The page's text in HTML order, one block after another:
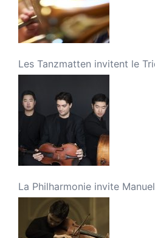
Les Tanzmatten invitent le
La Philharmonie invite